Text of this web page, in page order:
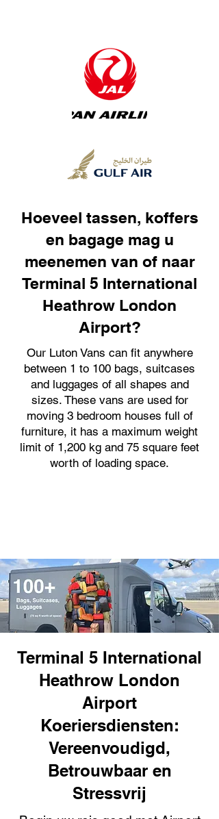
Hoeveel tassen, koffers
en bagage mag u
meenemen van of naar
Terminal 5 International
Heathrow London
Airport?
Our Luton Vans can fit anywhere
between 1 to 100 bags, suitcases
and luggages of all shapes and
sizes. These vans are used for
moving 3 bedroom houses full of
furniture, it has a maximum weight
limit of 1,200 kg and 75 square feet
worth of loading space.
Terminal 5 International
Heathrow London
Airport
Koeriersdiensten:
Vereenvoudigd,
Betrouwbaar en
Stressvrij